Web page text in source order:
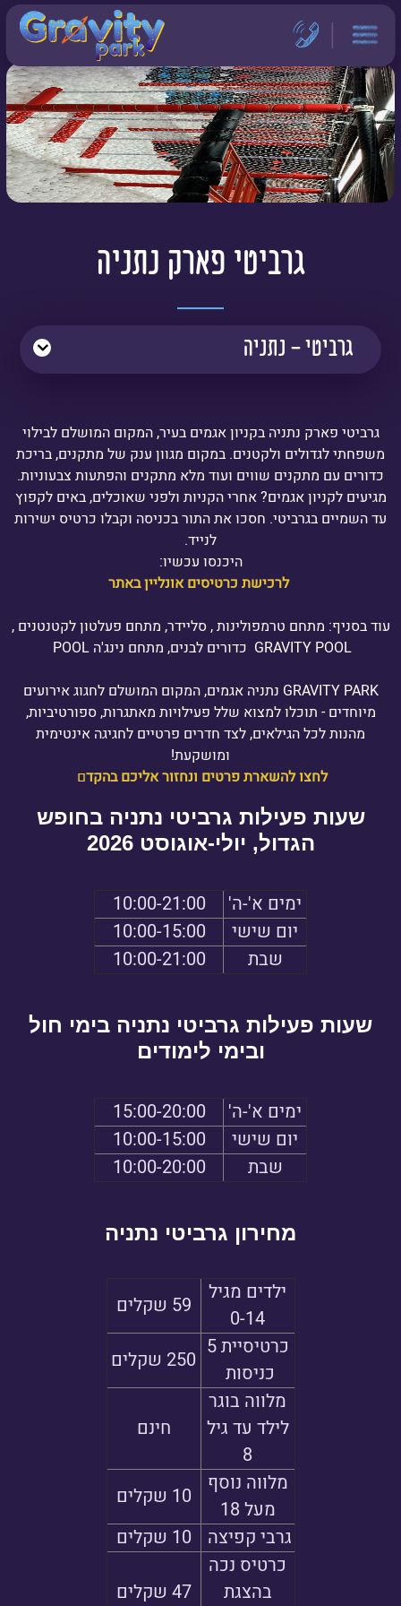
דלג לסרגל הניווט
דלג לתוכן
גרביטי - נתניה
גרביטי פארק נתניה
גרביטי פארק נתניה בקניון אגמים בעיר, המקום המושלם לבילוי
משפחתי לגדולים ולקטנים. במקום מגוון ענק של מתקנים, בריכת
כדורים עם מתקנים שווים ועוד מלא מתקנים והפתעות צבעוניות.
מגיעים לקניון אגמים? אחרי הקניות ולפני שאוכלים, באים לקפוץ
עד השמיים בגרביטי. חסכו את התור בכניסה וקבלו כרטיס ישירות
לנייד.
היכנסו עכשיו:
לרכישת כרטיסים אונליין באתר
עוד בסניף: מתחם טרמפולינות , סליידר, מתחם פעלטון לקטנטנים ,
GRAVITY POOL כדורים לבנים, מתחם נינג'ה POOL
GRAVITY PARK נתניה אגמים, המקום המושלם לחגוג אירועים
מיוחדים - תוכלו למצוא שלל פעילויות מאתגרות, ספורטיביות,
מהנות לכל הגילאים, לצד חדרים פרטיים לחגיגה אינטימית
ומושקעת!
לחצו להשארת פרטים ונחזור אליכם בהקדם
שעות פעילות גרביטי נתניה בחופש
הגדול, יולי-אוגוסט 2026
ימים א'-ה'
10:00-21:00
יום שישי
10:00-15:00
שבת
10:00-21:00
שעות פעילות גרביטי נתניה בימי חול
ובימי לימודים
ימים א'-ה'
15:00-20:00
יום שישי
10:00-15:00
שבת
10:00-20:00
מחירון גרביטי נתניה
ילדים מגיל
0-14
59 שקלים
כרטיסיית 5
כניסות
250 שקלים
מלווה בוגר
לילד עד גיל
8
חינם
מלווה נוסף
מעל 18
10 שקלים
גרבי קפיצה
10 שקלים
כרטיס נכה
בהצגת
47 שקלים